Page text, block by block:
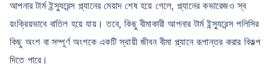
আপনার টার্ম ইন্স্যুরেন্স প্ল্যানের মেয়াদ শেষ হয়ে গেলে, প্ল্যানের কভারেজও স্ব
য়ংক্রিয়ভাবে বাতিল হয়ে যায়। তবে, কিছু বীমাকারী আপনার টার্ম ইন্স্যুরেন্স পলিসির
কিছু অংশ বা সম্পূর্ণ অংশকে একটি স্থায়ী জীবন বীমা প্ল্যানে রূপান্তর করার বিকল্প
দিতে পারে।